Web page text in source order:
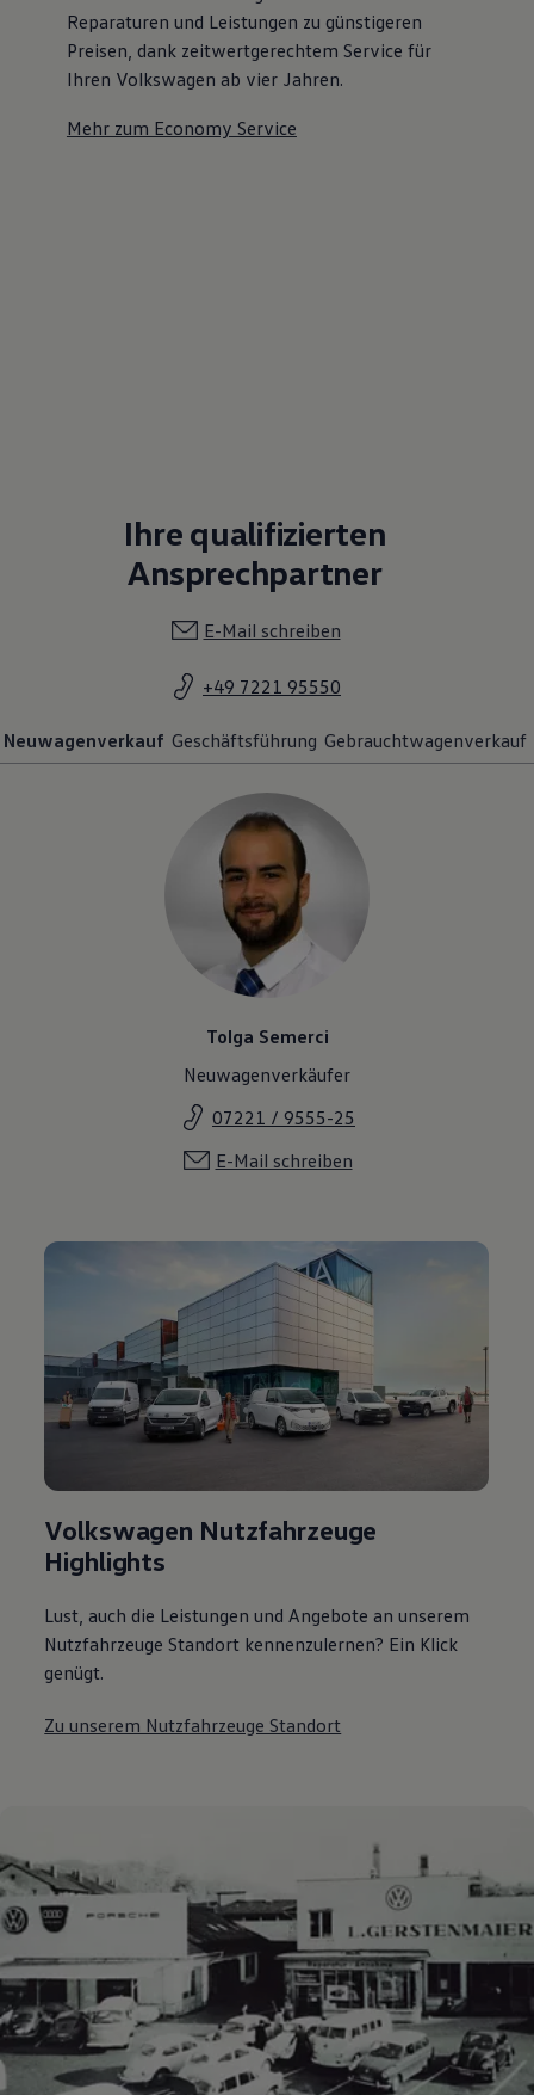
Reparaturen und Leistungen zu günstigeren
Preisen, dank zeitwertgerechtem Service für
Ihren Volkswagen ab vier Jahren.
Mehr zum Economy Service
Ihre qualifizierten
Ansprechpartner
E-Mail schreiben
+49 7221 95550
Neuwagenverkauf Geschäftsführung Gebrauchtwagenverkauf
Tolga Semerci
Neuwagenverkäufer
07221 / 9555-25
E-Mail schreiben
Volkswagen Nutzfahrzeuge
Highlights
Lust, auch die Leistungen und Angebote an unserem
Nutzfahrzeuge Standort kennenzulernen? Ein Klick
genügt.
Zu unserem Nutzfahrzeuge Standort